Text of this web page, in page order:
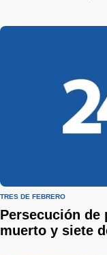
TRES DE FEBRERO
Persecución de
muerto y siete